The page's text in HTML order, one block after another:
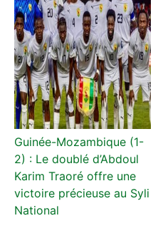
Guinée-Mozambique (1-
2) : Le doublé d’Abdoul
Karim Traoré offre une
victoire précieuse au Syli
National